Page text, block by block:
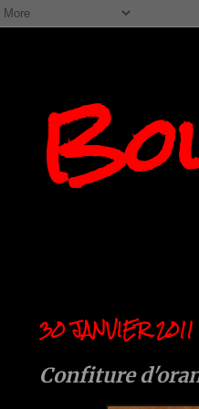
30 JANVIER 2011
Confiture